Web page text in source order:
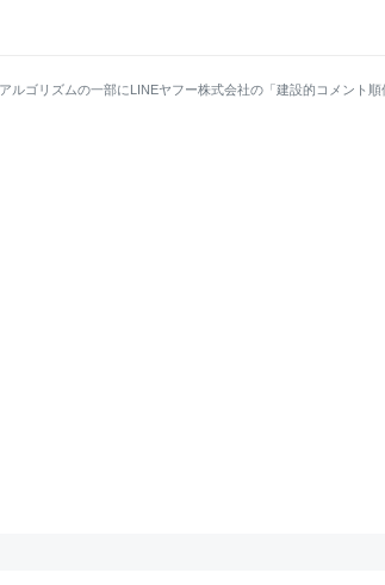
ルゴリズムの一部にLINEヤフー株式会社の「建設的コメント